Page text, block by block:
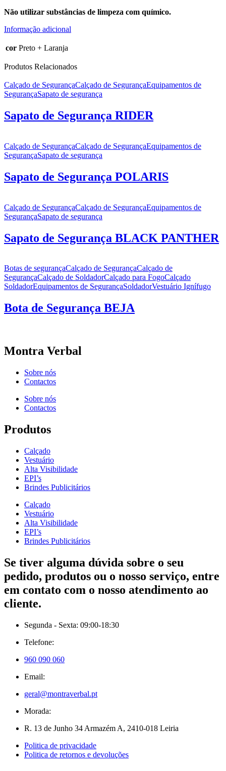
Não utilizar substâncias de limpeza com químico.
Informação adicional
cor Preto + Laranja
Produtos Relacionados
Calçado de SegurançaCalçado de SegurançaEquipamentos de
SegurançaSapato de segurança
Sapato de Segurança RIDER
Calçado de SegurançaCalçado de SegurançaEquipamentos de
SegurançaSapato de segurança
Sapato de Segurança POLARIS
Calçado de SegurançaCalçado de SegurançaEquipamentos de
SegurançaSapato de segurança
Sapato de Segurança BLACK PANTHER
Botas de segurançaCalçado de SegurançaCalçado de
SegurançaCalçado de SoldadorCalçado para FogoCalçado
SoldadorEquipamentos de SegurançaSoldadorVestuário Ignífugo
Bota de Segurança BEJA
Montra Verbal
Sobre nós
Contactos
Sobre nós
Contactos
Produtos
Calçado
Vestuário
Alta Visibilidade
EPI’s
Brindes Publicitários
Calçado
Vestuário
Alta Visibilidade
EPI’s
Brindes Publicitários
Se tiver alguma dúvida sobre o seu
pedido, produtos ou o nosso serviço, entre
em contato com o nosso atendimento ao
cliente.
Segunda - Sexta: 09:00-18:30
Telefone:
960 090 060
Email:
geral@montraverbal.pt
Morada:
R. 13 de Junho 34 Armazém A, 2410-018 Leiria
Politica de privacidade
Politica de retornos e devoluções